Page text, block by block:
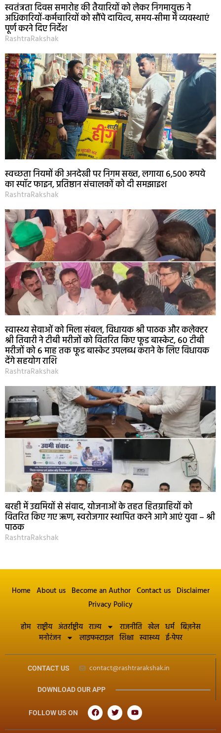
स्वतंत्रता दिवस समारोह की तैयारियों को लेकर निगमायुक्त ने
अधिकारियों-कर्मचारियों को सौंपे दायित्व, समय-सीमा में व्यवस्थाएं
पूर्ण करने दिए निर्देश
RashtraRakshak
स्वच्छता नियमों की अनदेखी पर निगम सख्त, लगाया 6,500 रूपये
का स्पॉट फाइन, प्रतिष्ठान संचालकों को दी समझाइश
RashtraRakshak
स्वास्थ्य सेवाओं को मिला संबल, विधायक श्री पाठक और कलेक्टर
श्री तिवारी ने टीबी मरीजों को वितरित किए फूड बास्केट, 60 टीबी
मरीजों को 6 माह तक फूड बास्केट उपलब्ध कराने के लिए विधायक
देंगे सहयोग राशि
RashtraRakshak
बरही में उद्यमियों से संवाद, योजनाओं के तहत हितग्राहियों को
वितरित किए गए ऋण, स्वरोजगार स्थापित करने आगे आएं युवा – श्री
पाठक
RashtraRakshak
Home About us Become an Author Contact us Disclaimer
Privacy Policy
होम राष्ट्रीय अंतर्राष्ट्रीय राज्य राजनीति खेल धर्म बिज़नेस
मनोरंजन
लाइफस्टाइल शिक्षा स्वास्थ्य ई-पेपर
CONTACT US contact@rashtrarakshak.in
DOWNLOAD OUR APP
FOLLOW US ON